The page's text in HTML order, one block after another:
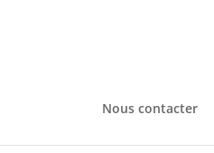
Nous contacter